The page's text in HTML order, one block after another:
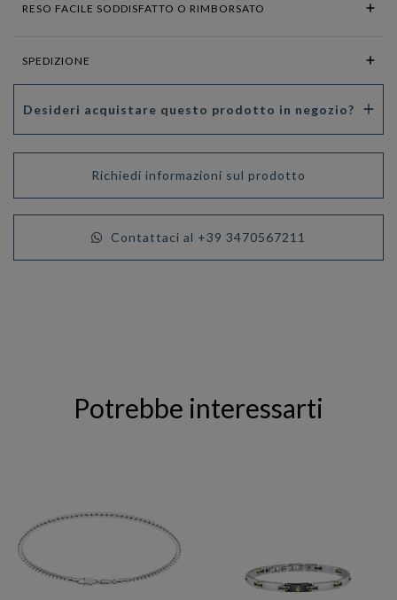
RESO FACILE SODDISFATTO O RIMBORSATO
SPEDIZIONE
Desideri acquistare questo prodotto in negozio?
Richiedi informazioni sul prodotto
Contattaci al +39 3470567211
Potrebbe interessarti